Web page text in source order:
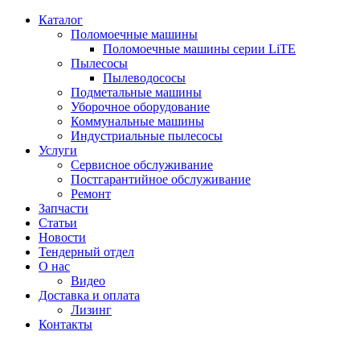
Каталог
Поломоечные машины
Поломоечные машины серии LiTE
Пылесосы
Пылеводососы
Подметальные машины
Уборочное оборудование
Коммунальные машины
Индустриальные пылесосы
Услуги
Сервисное обслуживание
Постгарантийное обслуживание
Ремонт
Запчасти
Статьи
Новости
Тендерный отдел
О нас
Видео
Доставка и оплата
Лизинг
Контакты